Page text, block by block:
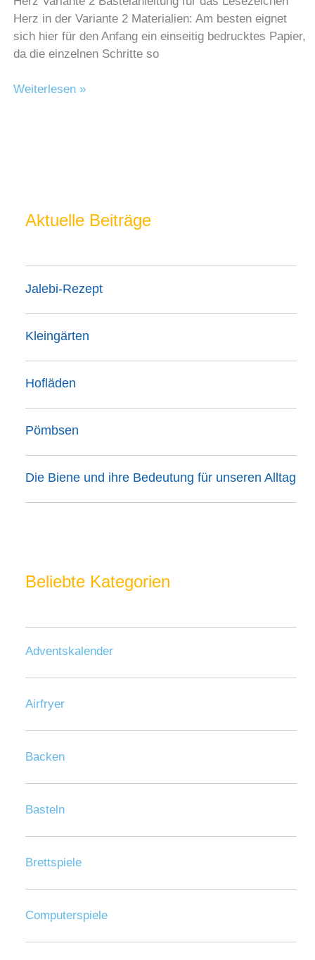
Herz in der Variante 2 Materialien: Am besten eignet
sich hier für den Anfang ein einseitig bedrucktes Papier,
da die einzelnen Schritte so
Lesezeichen
Weiterlesen »
Aktuelle Beiträge
Jalebi-Rezept
Kleingärten
Hofläden
Pömbsen
Die Biene und ihre Bedeutung für unseren Alltag
Beliebte Kategorien
Adventskalender
Airfryer
Backen
Basteln
Brettspiele
Computerspiele